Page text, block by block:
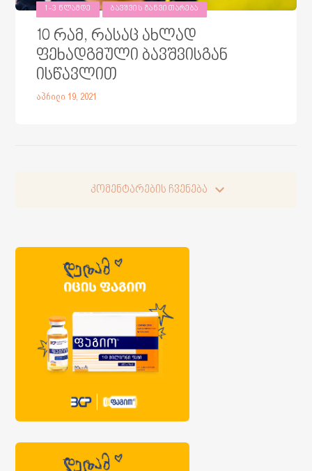
1-3 ᲬᲚᲐᲛᲓᲔ ᲑᲐᲕᲨᲕᲘᲡ ᲒᲐᲜᲕᲘᲗᲐᲠᲔᲑᲐ
10 რამ, რასაც ახლად
ფეხადგმული ბავშვისგან
ისწავლით
აპრილი 19, 2021
კომენტარების ჩვენება